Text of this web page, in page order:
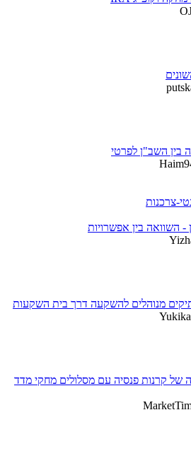
בין השב"ן לפרטי
צרכנות
השוואה בין אפשרויות
מנוהלים להשקעה דרך בית השקעות
של קרנות פנסיה עם מסלולים מחקי מדד